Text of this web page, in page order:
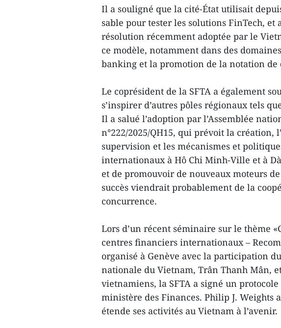
Il a souligné que la cité-État utilisait
sable pour tester les solutions FinTech, et
résolution récemment adoptée par le
ce modèle, notamment dans des
banking et la promotion de la notation de
Le coprésident de la SFTA a également
s’inspirer d’autres pôles régionaux tels
Il a salué l’adoption par l’Assemblée
n°222/2025/QH15, qui prévoit la création,
supervision et les mécanismes et
internationaux à Hô Chi Minh-Ville et à
et de promouvoir de nouveaux moteurs
succès viendrait probablement de la
concurrence.
Lors d’un récent séminaire sur le thème
centres financiers internationaux –
organisé à Genève avec la participation
nationale du Vietnam, Trân Thanh Mân,
vietnamiens, la SFTA a signé un
ministère des Finances. Philip J. Weights
étende ses activités au Vietnam à l’avenir.